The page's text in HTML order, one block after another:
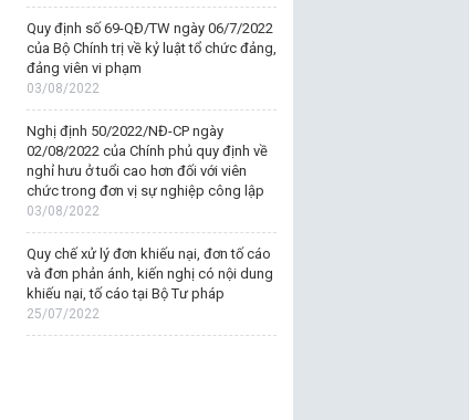
Quy định số 69-QĐ/TW ngày 06/7/2022
của Bộ Chính trị về kỷ luật tổ chức đảng,
đảng viên vi phạm
03/08/2022
Nghị định 50/2022/NĐ-CP ngày
02/08/2022 của Chính phủ quy định về
nghỉ hưu ở tuổi cao hơn đối với viên
chức trong đơn vị sự nghiệp công lập
03/08/2022
Quy chế xử lý đơn khiếu nại, đơn tố cáo
và đơn phản ánh, kiến nghị có nội dung
khiếu nại, tố cáo tại Bộ Tư pháp
25/07/2022